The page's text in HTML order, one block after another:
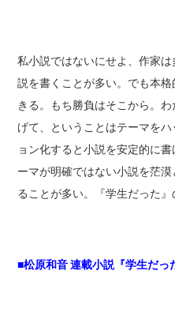
私小説ではないにせよ、作家
説を書くことが多い。でも本
きる。もち勝負はそこから。
げて、ということはテーマを
ョン化すると小説を安定的に
ーマが明確ではない小説を茫
ることが多い。『学生だった』
■松原和音 連載小説『学生だ